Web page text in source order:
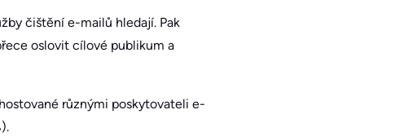
čištění e-mailů hledají. Pak
oslovit cílové publikum a
různými poskytovateli e-